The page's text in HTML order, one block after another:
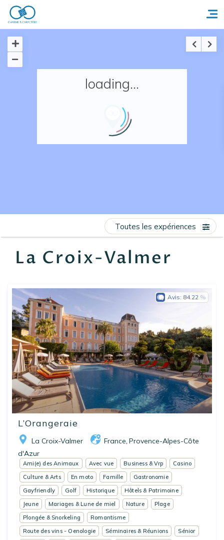
Accueil
Nos adresses en France
loading...
La Croix-Valmer
Toutes les expériences
L’Orangeraie
La Croix-Valmer France Provence-Alpes-Côte
d'Azur
Avis: 84.22
Ami(e) des Animaux Avec vue Business & Vrp
Casino
Culture & Arts
En moto Famille
Gastronomie
Gayfriendly
Golf Historique
Hôtels & Patrimoine
Jeune
Mariages & Lune de miel Nature
Plage
Plongée & Snorkeling
Romantisme
Route des vins - Oenologie
Séminaires & Réunions
Sénior